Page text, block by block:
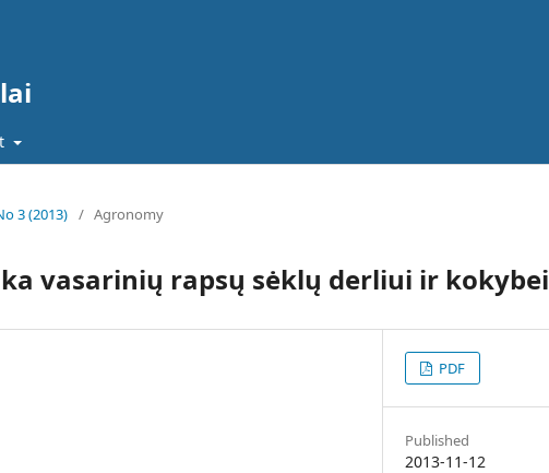
3 (2013) / Agronomy
vasarinių rapsų sėklų derliui ir kokybei
PDF
Published
2013-11-12